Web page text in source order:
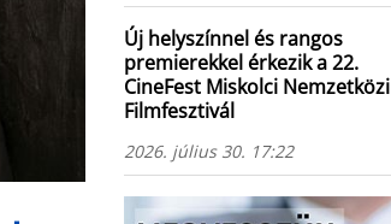
Új helyszínnel és rangos
premierekkel érkezik a 22.
CineFest Miskolci Nemzetközi
Filmfesztivál
2026. július 30. 17:22